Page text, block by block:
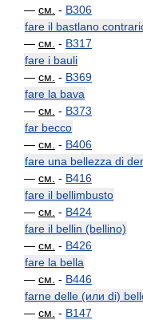
— см. - B306
fare il bastlano
— см. - B317
fare i bauli
— см. - B369
fare la bava
— см. - B373
far becco
— см. - B406
fare una bellezza di
— см. - B416
fare il bellimbusto
— см. - B424
fare il bellin (bellino)
— см. - B426
fare la bella
— см. - B446
farne delle (или di)
— см. - B147